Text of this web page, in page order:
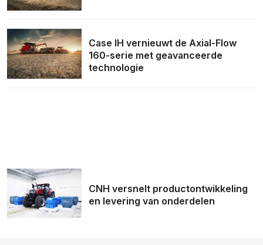
Case IH vernieuwt de Axial-Flow
160-serie met geavanceerde
technologie
CNH versnelt productontwikkeling
en levering van onderdelen